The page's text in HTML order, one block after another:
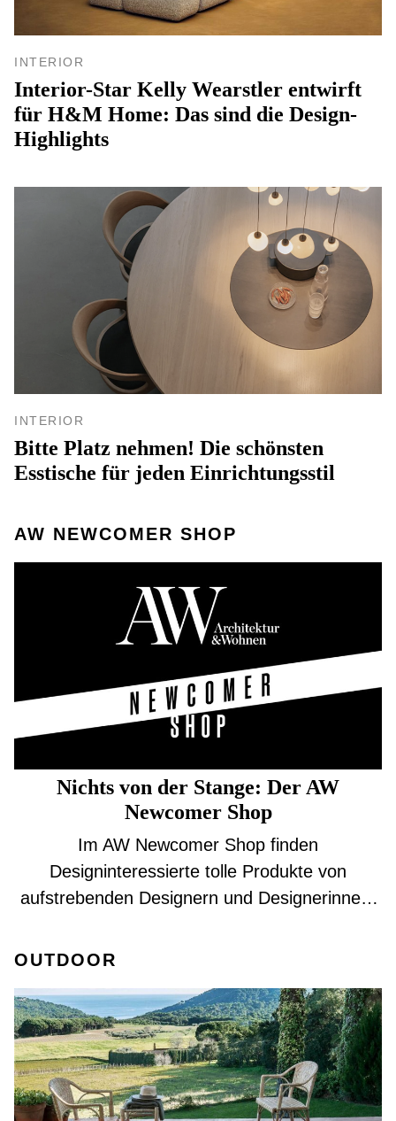
INTERIOR
Interior-Star Kelly Wearstler entwirft
für H&M Home: Das sind die Design-
Highlights
INTERIOR
Bitte Platz nehmen! Die schönsten
Esstische für jeden Einrichtungsstil
AW NEWCOMER SHOP
Nichts von der Stange: Der AW
Newcomer Shop
Im AW Newcomer Shop finden
Designinteressierte tolle Produkte von
aufstrebenden Designern und Designerinnen.
OUTDOOR